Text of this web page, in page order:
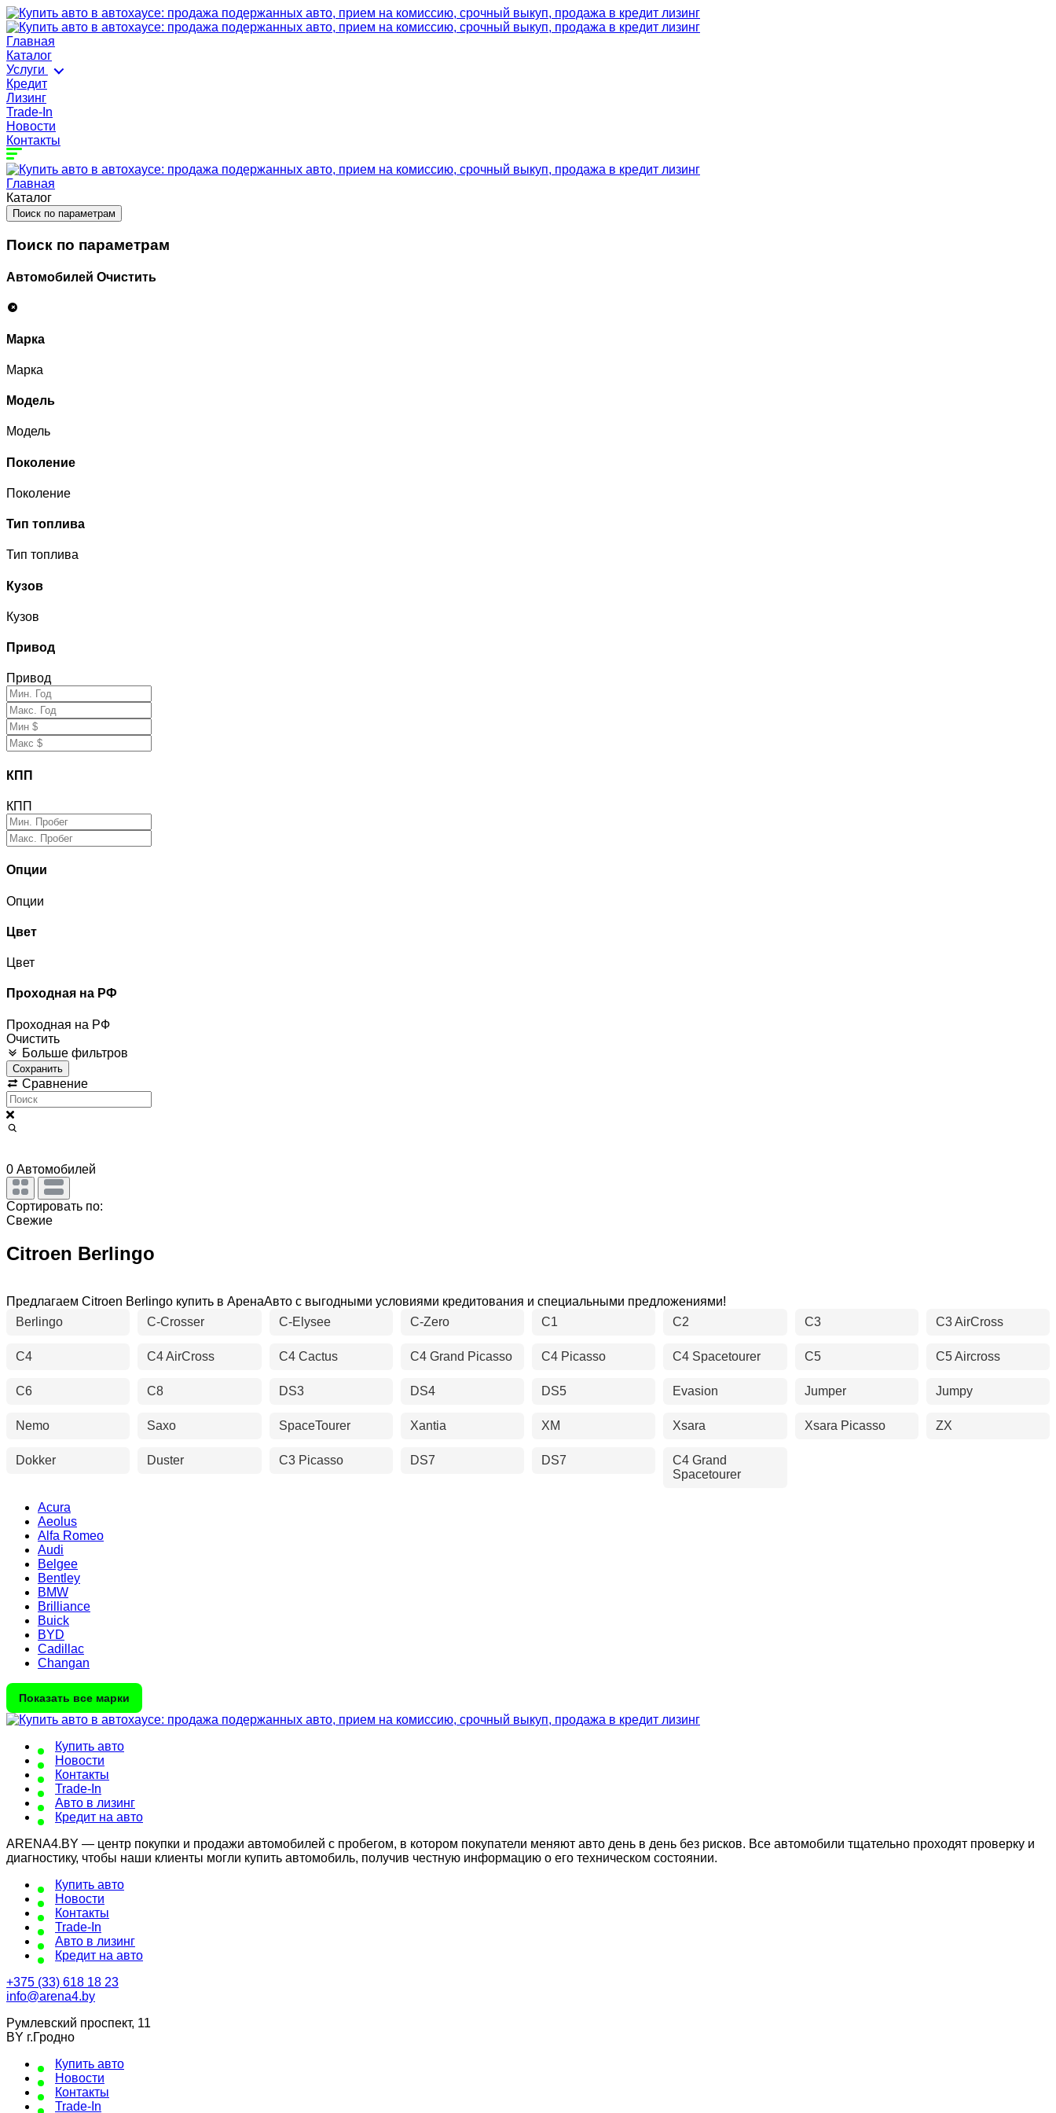
Главная
Каталог
Услуги
Кредит
Лизинг
Trade-In
Новости
Контакты
Главная
Каталог
Поиск по параметрам
Поиск по параметрам
Автомобилей Очистить
Марка
Марка
Модель
Модель
Поколение
Поколение
Тип топлива
Тип топлива
Кузов
Кузов
Привод
Привод
КПП
КПП
Опции
Опции
Цвет
Цвет
Проходная на РФ
Проходная на РФ
Очистить
Больше фильтров
Сохранить
Сравнение
0 Автомобилей
Сортировать по:
Свежие
Citroen Berlingo
Предлагаем Citroen Berlingo купить в АренаАвто с выгодными условиями кредитования и специальными предложениями!
Berlingo
C-Crosser C-Elysee C-Zero C1 C2 C3 C3 AirCross
C4 C4 AirCross C4 Cactus C4 Grand Picasso C4 Picasso C4 Spacetourer C5 C5 Aircross
C6 C8 DS3 DS4 DS5 Evasion Jumper Jumpy
Nemo Saxo SpaceTourer Xantia XM Xsara Xsara Picasso ZX
Dokker Duster C3 Picasso DS7 DS7
C4 Grand
Spacetourer
Acura
Aeolus
Alfa Romeo
Audi
Belgee
Bentley
BMW
Brilliance
Buick
BYD
Cadillac
Changan
Показать все марки
Купить авто
Новости
Контакты
Trade-In
Авто в лизинг
Кредит на авто
ARENA4.BY — центр покупки и продажи автомобилей с пробегом, в котором покупатели меняют авто день в день без рисков. Все автомобили тщательно проходят проверку и
диагностику, чтобы наши клиенты могли купить автомобиль, получив честную информацию о его техническом состоянии.
Купить авто
Новости
Контакты
Trade-In
Авто в лизинг
Кредит на авто
+375 (33) 618 18 23
info@arena4.by
Румлевский проспект, 11
BY г.Гродно
Купить авто
Новости
Контакты
Trade-In